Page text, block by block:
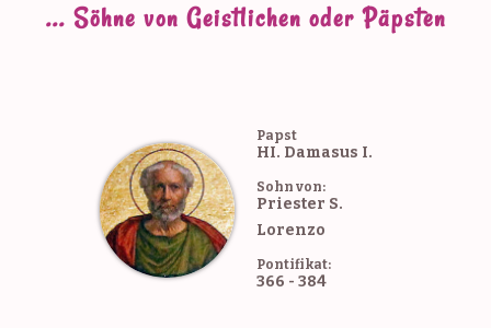
... Söhne von Geistlichen oder Päpsten
Papst
HI. Damasus I.
Sohn von:
Priester S.
Lorenzo
Pontifikat:
366 - 384